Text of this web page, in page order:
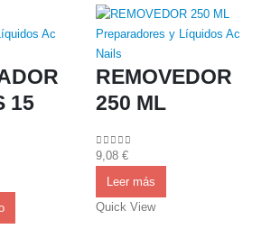
Ac
15
Preparadores y Líquidos Ac
Nails
REMOVEDOR
250 ML
0out of 5
9,08 €
Leer más
Quick View